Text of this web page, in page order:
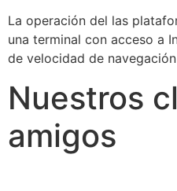
La operación del las
una terminal con acceso a
de velocidad de
Nuestros
amigos